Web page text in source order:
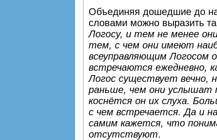
Объединяя дошедшие до
словами можно выразить
Логосу, и тем не менее
тем, с чем они имеют
всеуправляющим Логосом
встречаются ежедневно,
Логос существует вечно,
раньше, чем они услышат
коснётся он их слуха.
с чем встречается. Да и
самим кажется, что
отсутствуют.